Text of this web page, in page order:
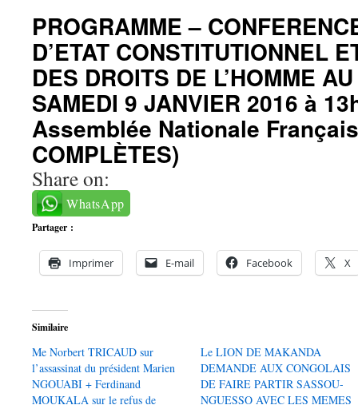
PROGRAMME –
D’ETAT CONSTITUTIONNEL
DES DROITS DE L’HOMME
SAMEDI 9 JANVIER 2016 à
Assemblée Nationale
COMPLÈTES)
Share on:
WhatsApp
Partager :
Imprimer E-mail Facebook X
Similaire
Me Norbert TRICAUD sur
l’assassinat du président Marien
NGOUABI + Ferdinand
MOUKALA sur le refus de
Le LION DE MAKANDA
DEMANDE AUX CONGOLAIS
DE FAIRE PARTIR SASSOU-
NGUESSO AVEC LES MEMES